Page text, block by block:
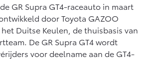
GR Supra GT4-raceauto in maart
door Toyota GAZOO
Duitse Keulen, de thuisbasis van
De GR Supra GT4 wordt
voor deelname aan de GT4-